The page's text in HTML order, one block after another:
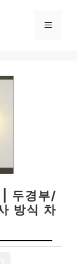
메
| 두경부/
방식 차